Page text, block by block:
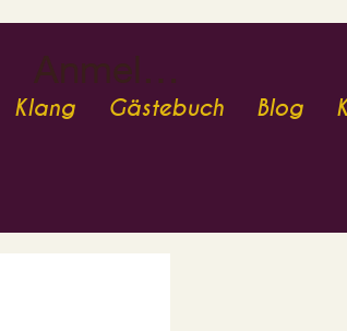
Anmelden
Klang Gästebuch Blog